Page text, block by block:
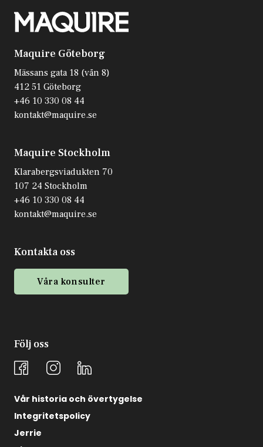
Maquire Göteborg
Mässans gata 18 (vån 8)
412 51 Göteborg
+46 10 330 08 44
kontakt@maquire.se
Maquire Stockholm
Klarabergsviadukten 70
107 24 Stockholm
+46 10 330 08 44
kontakt@maquire.se
Kontakta oss
Våra konsulter
Följ oss
Vår historia och övertygelse
Integritetspolicy
Jerrie